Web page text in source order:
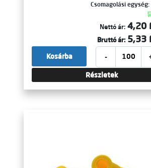
Csomagolási egység:
Nettó ár: 4,20
Bruttó ár: 5,33
-
Kosárba
Részletek